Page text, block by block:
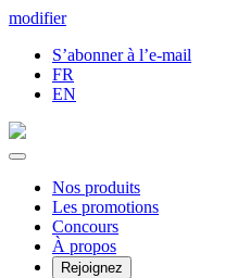
Skip
Content
modifier
S’abonner à l’e-mail
FR
EN
Main
Menu
Nos produits
Les promotions
Concours
À propos
Rejoignez